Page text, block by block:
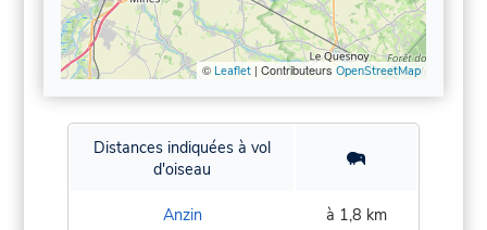
© Leaflet| ContributeursOpenStreetMap
Distances indiquées à vol
d'oiseau
Anzin à 1,8 km